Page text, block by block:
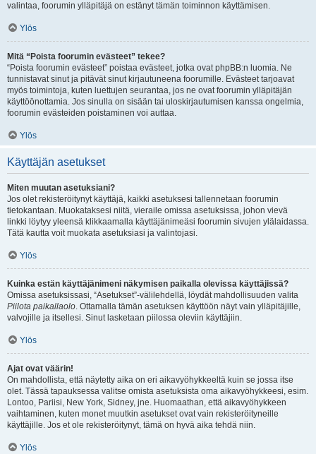
valintaa, foorumin ylläpitäjä on estänyt tämän toiminnon käyttämisen.
Ylös
Mitä “Poista foorumin evästeet” tekee?
“Poista foorumin evästeet” poistaa evästeet, jotka ovat phpBB:n luomia. Ne
tunnistavat sinut ja pitävät sinut kirjautuneena foorumille. Evästeet tarjoavat
myös toimintoja, kuten luettujen seurantaa, jos ne ovat foorumin ylläpitäjän
käyttöönottamia. Jos sinulla on sisään tai uloskirjautumisen kanssa ongelmia,
foorumin evästeiden poistaminen voi auttaa.
Ylös
Käyttäjän asetukset
Miten muutan asetuksiani?
Jos olet rekisteröitynyt käyttäjä, kaikki asetuksesi tallennetaan foorumin
tietokantaan. Muokataksesi niitä, vieraile omissa asetuksissa, johon vievä
linkki löytyy yleensä klikkaamalla käyttäjänimeäsi foorumin sivujen ylälaidassa.
Tätä kautta voit muokata asetuksiasi ja valintojasi.
Ylös
Kuinka estän käyttäjänimeni näkymisen paikalla olevissa käyttäjissä?
Omissa asetuksissasi, “Asetukset”-välilehdellä, löydät mahdollisuuden valita
Piilota paikallaolo. Ottamalla tämän asetuksen käyttöön näyt vain ylläpitäjille,
valvojille ja itsellesi. Sinut lasketaan piilossa oleviin käyttäjiin.
Ylös
Ajat ovat väärin!
On mahdollista, että näytetty aika on eri aikavyöhykkeeltä kuin se jossa itse
olet. Tässä tapauksessa valitse omista asetuksista oma aikavyöhykkeesi, esim.
Lontoo, Pariisi, New York, Sidney, jne. Huomaathan, että aikavyöhykkeen
vaihtaminen, kuten monet muutkin asetukset ovat vain rekisteröityneille
käyttäjille. Jos et ole rekisteröitynyt, tämä on hyvä aika tehdä niin.
Ylös